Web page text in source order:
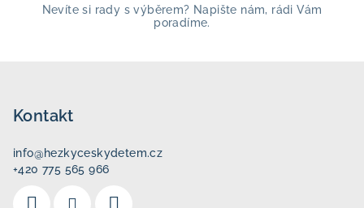
Nevíte si rady s výběrem? Napište nám, rádi Vám
poradíme.
Kontakt
info@hezkyceskydetem.cz
+420 775 565 966